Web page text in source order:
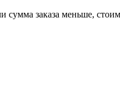
заказа меньше,